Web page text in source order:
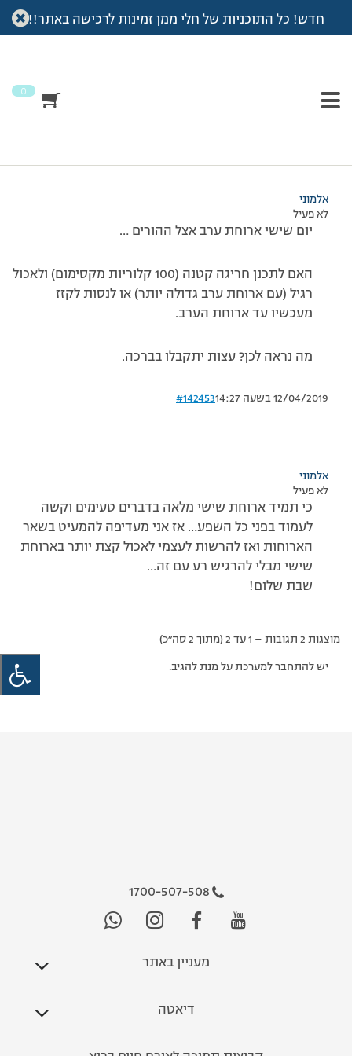
חדש! כל התוכניות של חלי ממן זמינות לרכישה באתר!!
0
עמוד הבית >דיונים>פורום >מתלבטת….
מוצגות 2 תגובות – 1 עד 2 (מתוך 2 סה״כ)
אלמוני
לא פעיל
יום שישי ארוחת ערב אצל ההורים …
האם לתכנן חריגה קטנה (100 קלוריות מקסימום) ולאכול
רגיל (עם ארוחת ערב גדולה יותר) או לנסות לקזז
מעכשיו עד ארוחת הערב.
מה נראה לכן? עצות יתקבלו בברכה.
12/04/2019 בשעה 14:27 #142453
אלמוני
לא פעיל
כי תמיד ארוחת שישי מלאה בדברים טעימים וקשה
לעמוד בפני כל השפע… אז אני מעדיפה להמעיט בשאר
הארוחות ואז להרשות לעצמי לאכול קצת יותר בארוחת
שישי מבלי להרגיש רע עם זה…
שבת שלום!
מוצגות 2 תגובות – 1 עד 2 (מתוך 2 סה״כ)
יש להתחבר למערכת על מנת להגיב.
1700-507-508
מעניין באתר
דיאטה